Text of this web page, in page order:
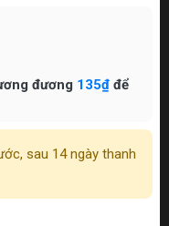
đương 135₫ để
sau 14 ngày thanh